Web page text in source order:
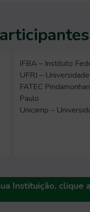
IFBA – Instituto
UFRJ –
FATEC
Paulo
Unicamp –
Instituição, clique